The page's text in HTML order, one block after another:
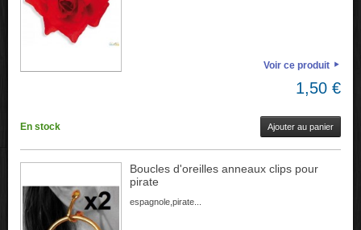
Voir ce produit
1,50 €
En stock Ajouter au panier
Boucles d'oreilles anneaux clips pour
pirate
espagnole,pirate...